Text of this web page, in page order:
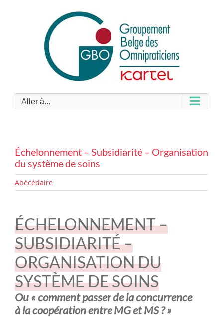
Aller à...
Échelonnement – Subsidiarité – Organisation
du système de soins
Abécédaire
ÉCHELONNEMENT –
SUBSIDIARITÉ –
ORGANISATION DU
SYSTÈME DE SOINS
Ou « comment passer de la concurrence
à la coopération entre MG et MS ? »